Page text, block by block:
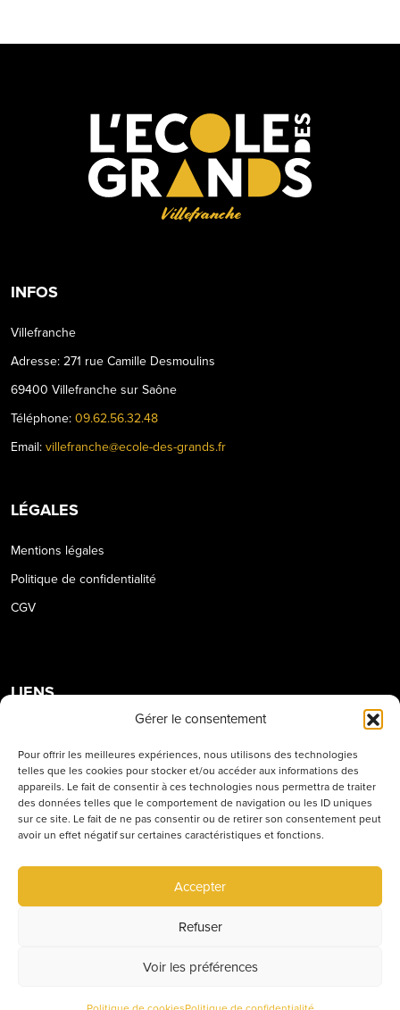
Gérer le consentement
Pour offrir les meilleures expériences, nous utilisons des technologies
telles que les cookies pour stocker et/ou accéder aux informations des
appareils. Le fait de consentir à ces technologies nous permettra de traiter
des données telles que le comportement de navigation ou les ID uniques
sur ce site. Le fait de ne pas consentir ou de retirer son consentement peut
avoir un effet négatif sur certaines caractéristiques et fonctions.
Accepter
Refuser
Voir les préférences
Villefranche
INFOS
Villefranche
Adresse: 271 rue Camille Desmoulins
69400 Villefranche sur Saône
Téléphone: 09.62.56.32.48
Email: villefranche@ecole-des-grands.fr
LÉGALES
Mentions légales
Politique de confidentialité
CGV
LIENS
Concept
Travailler à l’école